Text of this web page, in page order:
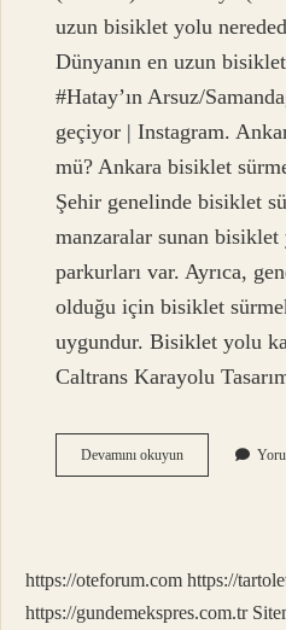
uzun bisiklet yolu
Dünyanın en uzun
#Hatay’ın Arsuz/
geçiyor | Instagram.
mü? Ankara bisiklet
Şehir genelinde bisiklet
manzaralar sunan
parkurları var. Ayrıca,
olduğu için bisiklet
uygundur. Bisiklet yolu
Caltrans Karayolu
Devamını okuyunAnkara
Bisiklet
https://oteforum.com https://
https://gundemekspres.com.tr